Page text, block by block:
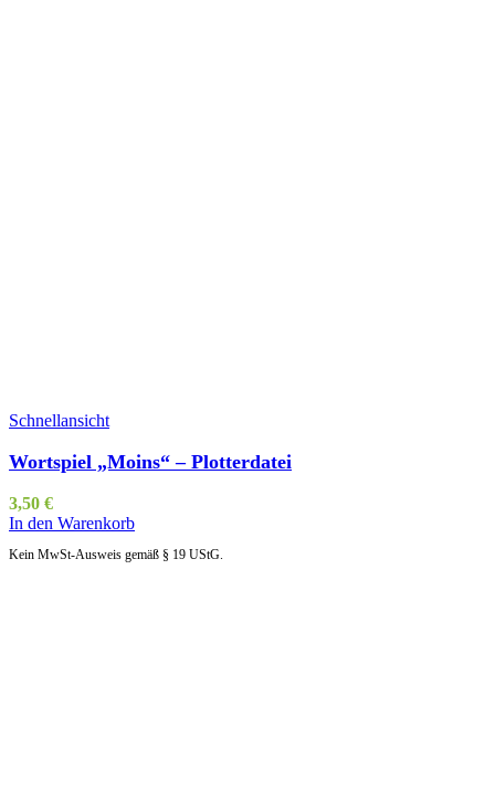
Schnellansicht
Wortspiel „Moins“ – Plotterdatei
3,50 €
In den Warenkorb
Kein MwSt-Ausweis gemäß § 19 UStG.